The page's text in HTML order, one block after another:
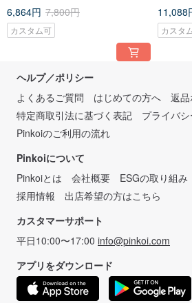
アクセサリー腕時計
6,864円 7,800円
カスタム可
クセサ
11,088
カスタ
ヘルプ／ポリシー
よくあるご質問
はじめての方へ 返
特定商取引法に基づく表記
プライバ
Pinkoiのご利用の流れ
Pinkoiについて
Pinkoiとは
会社概要 ESGの取り組み
採用情報
出店希望の方はこちら
カスタマーサポート
平日10:00〜17:00 info@pinkoi.com
アプリをダウンロード